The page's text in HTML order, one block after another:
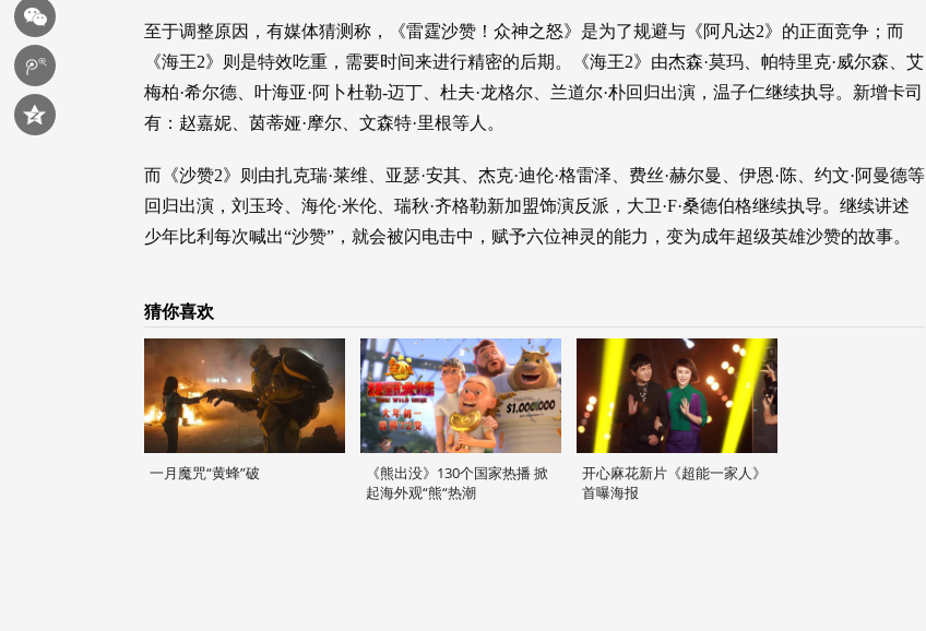
至于调整原因，有媒体猜测称，《雷霆沙赞！众神之怒》是为了规避与《阿凡达2》的正面竞争；而
《海王2》则是特效吃重，需要时间来进行精密的后期。《海王2》由杰森·莫玛、帕特里克·威尔森、艾
梅柏·希尔德、叶海亚·阿卜杜勒-迈丁、杜夫·龙格尔、兰道尔·朴回归出演，温子仁继续执导。新增卡司
有：赵嘉妮、茵蒂娅·摩尔、文森特·里根等人。
而《沙赞2》则由扎克瑞·莱维、亚瑟·安其、杰克·迪伦·格雷泽、费丝·赫尔曼、伊恩·陈、约文·阿曼德等
回归出演，刘玉玲、海伦·米伦、瑞秋·齐格勒新加盟饰演反派，大卫·F·桑德伯格继续执导。继续讲述
少年比利每次喊出“沙赞”，就会被闪电击中，赋予六位神灵的能力，变为成年超级英雄沙赞的故事。
猜你喜欢
一月魔咒“黄蜂”破
《熊出没》130个国家热播 掀
起海外观“熊“热潮
开心麻花新片《超能一家人》
首曝海报